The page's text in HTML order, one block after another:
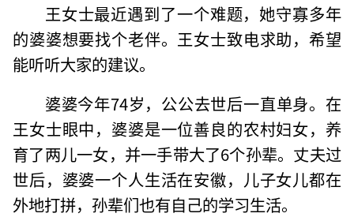
王女士最近遇到了一个难题，她守寡多年
的婆婆想要找个老伴。王女士致电求助，希望
能听听大家的建议。
婆婆今年74岁，公公去世后一直单身。在
王女士眼中，婆婆是一位善良的农村妇女，养
育了两儿一女，并一手带大了6个孙辈。丈夫过
世后，婆婆一个人生活在安徽，儿子女儿都在
外地打拼，孙辈们也有自己的学习生活。